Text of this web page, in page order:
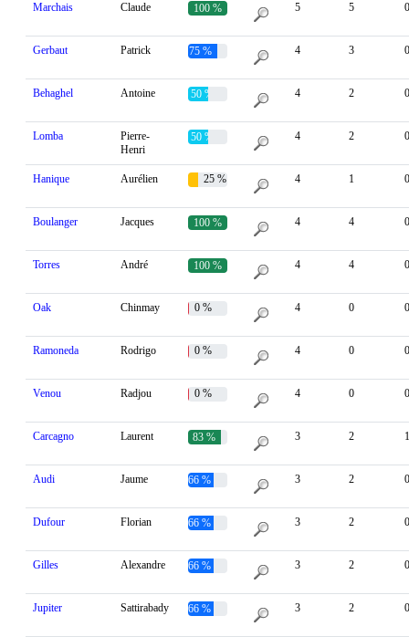
Marchais Claude 100 % 5 5 0
Gerbaut Patrick 75 % 4 3 0
Behaghel Antoine 50 % 4 2 0
Lomba
Pierre-
Henri
50 % 4 2 0
Hanique Aurélien 25 % 4 1 0
Boulanger Jacques 100 % 4 4 0
Torres André 100 % 4 4 0
Oak Chinmay 0 % 4 0 0
Ramoneda Rodrigo 0 % 4 0 0
Venou Radjou 0 % 4 0 0
Carcagno Laurent 83 % 3 2 1
Audi Jaume 66 % 3 2 0
Dufour Florian 66 % 3 2 0
Gilles Alexandre 66 % 3 2 0
Jupiter Sattirabady 66 % 3 2 0